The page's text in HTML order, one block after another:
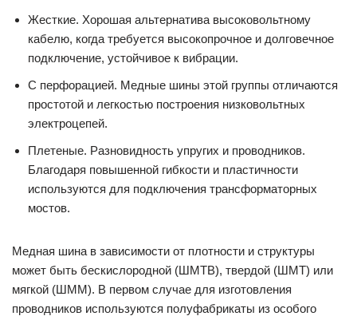
Жесткие. Хорошая альтернатива высоковольтному
кабелю, когда требуется высокопрочное и долговечное
подключение, устойчивое к вибрации.
С перфорацией. Медные шины этой группы отличаются
простотой и легкостью построения низковольтных
электроцепей.
Плетеные. Разновидность упругих и проводников.
Благодаря повышенной гибкости и пластичности
используются для подключения трансформаторных
мостов.
Медная шина в зависимости от плотности и структуры
может быть бескислородной (ШМТВ), твердой (ШМТ) или
мягкой (ШММ). В первом случае для изготовления
проводников используются полуфабрикаты из особого